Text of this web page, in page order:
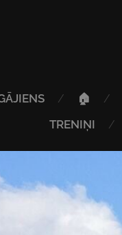
🏠
TRENIŅI